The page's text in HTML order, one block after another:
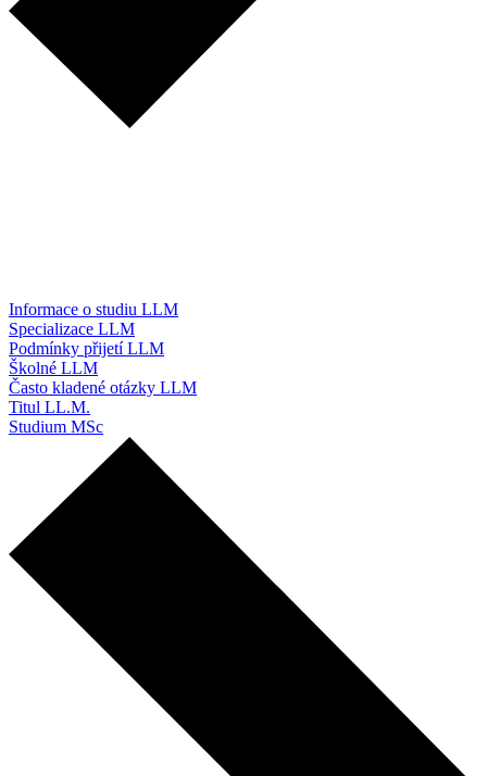
Informace o studiu LLM
Specializace LLM
Podmínky přijetí LLM
Školné LLM
Často kladené otázky LLM
Titul LL.M.
Studium MSc